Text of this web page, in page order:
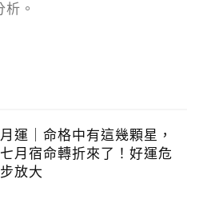
。
運｜命格中有這幾顆星，
月宿命轉折來了！好運危
放大